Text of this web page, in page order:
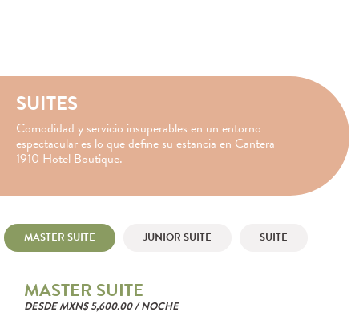
SUITES
Comodidad y servicio insuperables en un entorno
espectacular es lo que define su estancia en Cantera
1910 Hotel Boutique.
MASTER SUITE JUNIOR SUITE SUITE
MASTER SUITE
DESDE MXN$ 5,600.00 / NOCHE